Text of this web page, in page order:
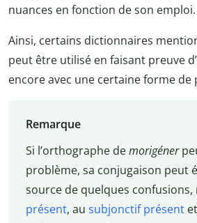
nuances en fonction de son emploi.
Ainsi, certains dictionnaires
peut être utilisé en faisant preuve
encore avec une certaine forme de
Remarque
Si l’orthographe demorigéner
problème, sa conjugaison peut
source de quelques
présent, au subjonctif présentet